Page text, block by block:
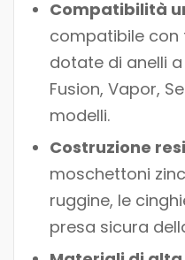
Compatibilità
compatibile con
dotate di anelli a
Fusion, Vapor,
modelli.
Costruzione
moschettoni
ruggine, le
presa sicura